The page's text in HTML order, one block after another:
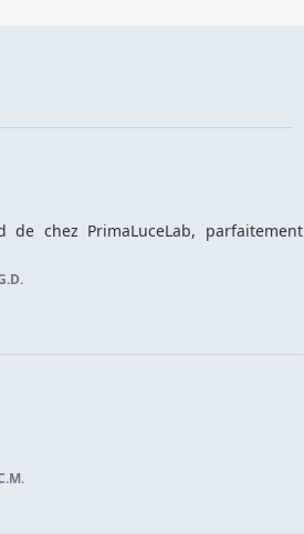
chez PrimaLuceLab, parfaitement